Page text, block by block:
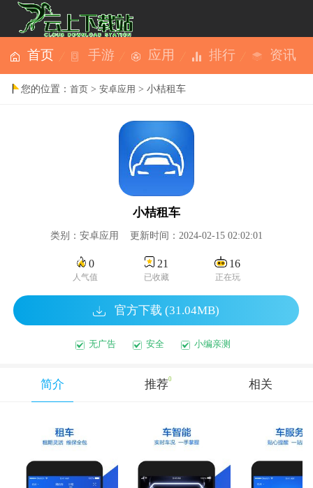
首页 手游 应用 排行 资讯
您的位置：首页 >安卓应用 > 小桔租车
小桔租车
类别：安卓应用 更新时间：2024-02-15 02:02:01
0
人气值
21
已收藏
16
正在玩
官方下载 (31.04MB)
无广告 安全 小编亲测
简介 推荐0 相关